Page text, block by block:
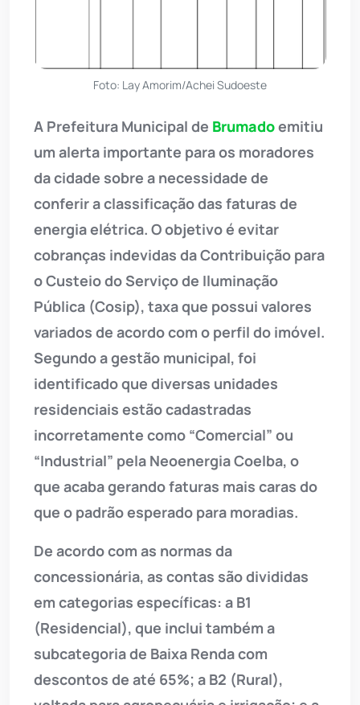
Foto: Lay Amorim/Achei Sudoeste
A Prefeitura Municipal de Brumadoemitiu
um alerta importante para os moradores
da cidade sobre a necessidade de
conferir a classificação das faturas de
energia elétrica. O objetivo é evitar
cobranças indevidas da Contribuição para
o Custeio do Serviço de Iluminação
Pública (Cosip), taxa que possui valores
variados de acordo com o perfil do imóvel.
Segundo a gestão municipal, foi
identificado que diversas unidades
residenciais estão cadastradas
incorretamente como “Comercial” ou
“Industrial” pela Neoenergia Coelba, o
que acaba gerando faturas mais caras do
que o padrão esperado para moradias.
De acordo com as normas da
concessionária, as contas são divididas
em categorias específicas: a B1
(Residencial), que inclui também a
subcategoria de Baixa Renda com
descontos de até 65%; a B2 (Rural),